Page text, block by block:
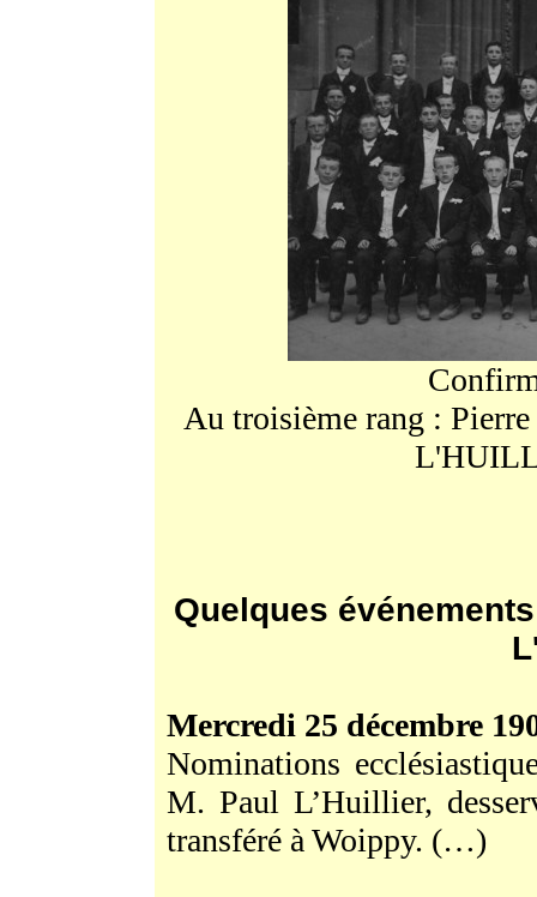
Au troisième rang :
Quelques
Mercredi 25 décembre
Nominations
M. Paul L’Huillier,
transféré à Woippy. (…)